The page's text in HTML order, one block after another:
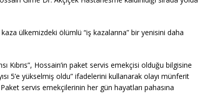
ülkemizdeki ölümlü “iş kazalarına” bir yenisini daha
Kıbrıs”, Hossain’in paket servis emekçisi olduğu bilgisine
5’e yükselmiş oldu” ifadelerini kullanarak olayı münferit
servis emekçilerinin her gün hayatları pahasına